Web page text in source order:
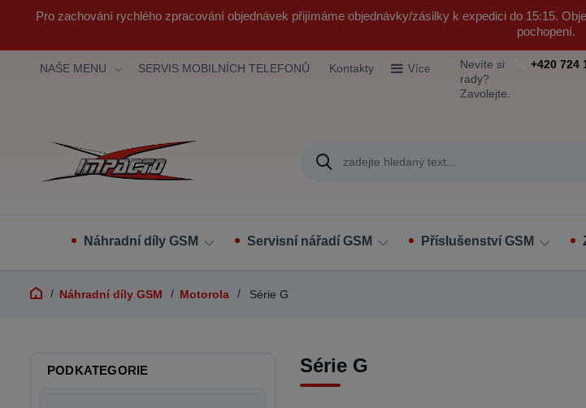
Pro zachování rychlého zpracování objednávek přijímáme objednávky/zásilky k expedici do 15:15.
pochopení.
NAŠE MENU SERVIS MOBILNÍCH TELEFONŮ Kontakty Více
Nevíte si
rady?
Zavolejte.
+420 724
Náhradní díly GSM Servisní nářadí GSM Příslušenství GSM
Náhradní díly GSM Motorola Série G
Série G
PODKATEGORIE